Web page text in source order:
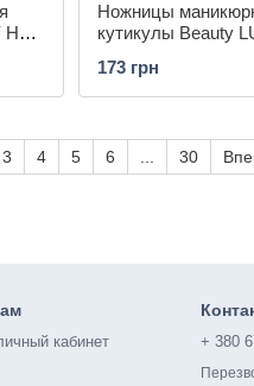
Ножницы
кутикулы Beauty
173 грн
3 4 5 6 30
кабинет
+ 380